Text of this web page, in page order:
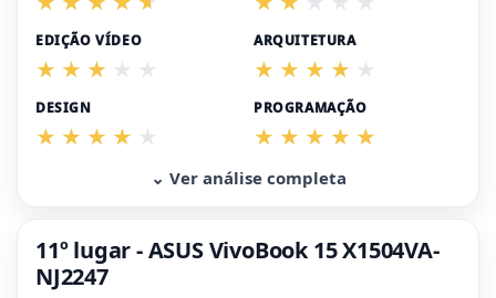
EDIÇÃO VÍDEO ARQUITETURA
DESIGN PROGRAMAÇÃO
⌄ Ver análise completa
11º lugar - ASUS VivoBook 15 X1504VA-
NJ2247